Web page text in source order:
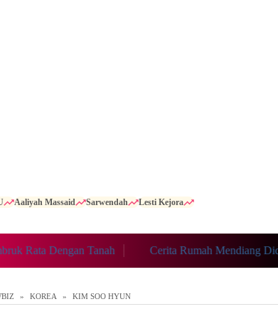
Aaliyah Massaid Sarwendah Lesti Kejora
Dengan Tanah Cerita Rumah Mendiang Diding
KOREA KIM SOO HYUN